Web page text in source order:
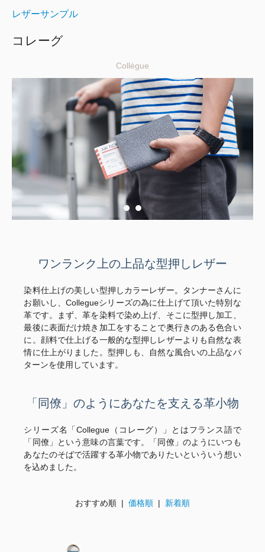
レザーサンプル
コレーグ
Collègue
ワンランク上の上品な型押しレザー
染料仕上げの美しい型押しカラーレザー。タンナーさんに
お願いし、Collegueシリーズの為に仕上げて頂いた特別な
革です。まず、革を染料で染め上げ、そこに型押し加工、
最後に表面だけ焼き加工をすることで奥行きのある色合い
に。顔料で仕上げる一般的な型押しレザーよりも自然な表
情に仕上がりました。型押しも、自然な風合いの上品なパ
ターンを使用しています。
「同僚」のようにあなたを支える革小物
シリーズ名「Collegue（コレーグ）」とはフランス語で
「同僚」という意味の言葉です。「同僚」のようにいつも
あなたのそばで活躍する革小物でありたいといういう想い
を込めました。
おすすめ順 | 価格順 | 新着順